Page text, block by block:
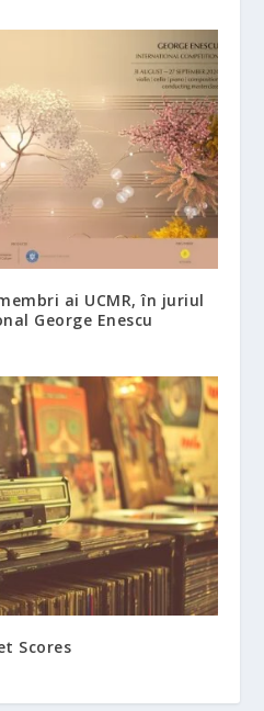
ai UCMR, în juriul
George Enescu
Scores